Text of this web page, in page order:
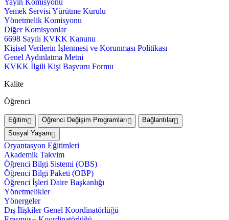
Yayın Komisyonu
Yemek Servisi Yürütme Kurulu
Yönetmelik Komisyonu
Diğer Komisyonlar
6698 Sayılı KVKK Kanunu
Kişisel Verilerin İşlenmesi ve Korunması Politikası
Genel Aydınlatma Metni
KVKK İlgili Kişi Başvuru Formu
Kalite
Öğrenci
Eğitim Öğrenci Değişim Programları
Bağlantılar
Sosyal Yaşam
Oryantasyon Eğitimleri
Akademik Takvim
Öğrenci Bilgi Sistemi (OBS)
Öğrenci Bilgi Paketi (OBP)
Öğrenci İşleri Daire Başkanlığı
Yönetmelikler
Yönergeler
Dış İlişkiler Genel Koordinatörlüğü